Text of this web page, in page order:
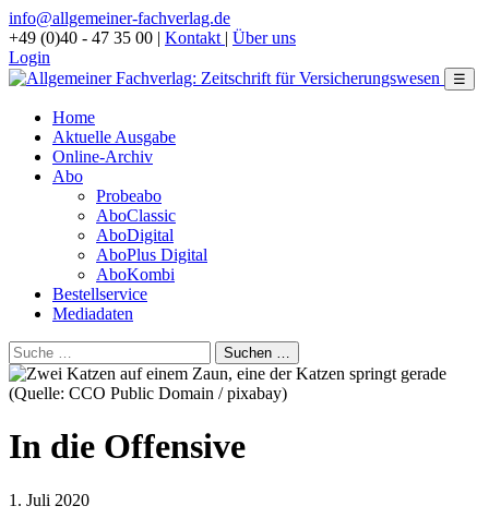
info@allgemeiner-fachverlag.de
+49 (0)40 - 47 35 00 | Kontakt | Über uns
Login
☰
Home
Aktuelle Ausgabe
Online-Archiv
Abo
Probeabo
AboClassic
AboDigital
AboPlus Digital
AboKombi
Bestellservice
Mediadaten
(Quelle: CCO Public Domain / pixabay)
In die Offensive
1. Juli 2020